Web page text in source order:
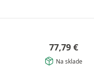
77,79 €
Na sklade